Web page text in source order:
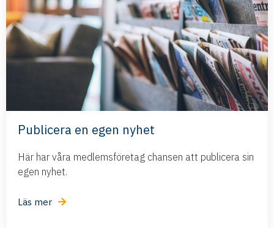
Publicera en egen nyhet
Här har våra medlemsföretag chansen att publicera sin
egen nyhet.
Läs mer